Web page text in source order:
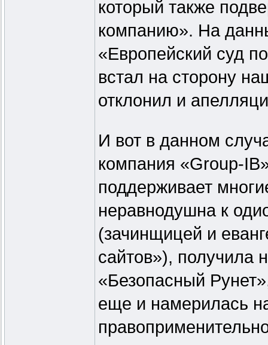
который также
компанию». На
«Европейский суд
встал на сторону
отклонил и
И вот в данном
компания «Group-
поддерживает
неравнодушна к
(зачинщицей и
сайтов»), получила
«Безопасный
еще и намерилась